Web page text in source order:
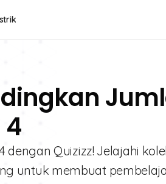
4
Quizizz! Jelajahi
untuk membuat